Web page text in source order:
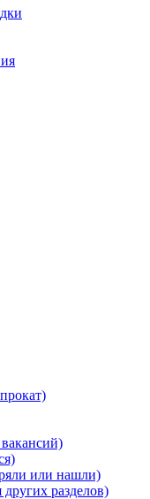
или нашли)
других разделов)